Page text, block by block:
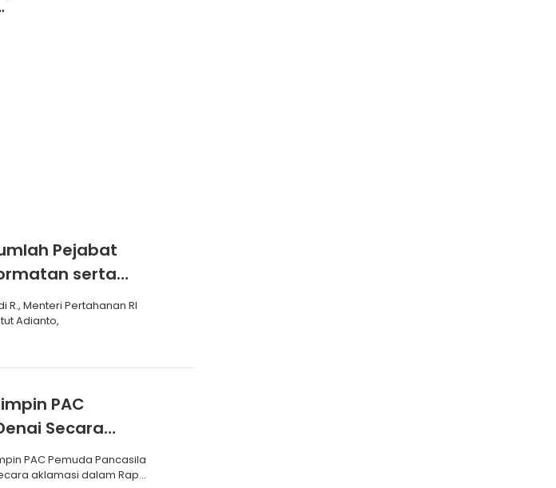
Pejabat
serta
R., Menteri Pertahanan RI
Adianto,
PAC
Secara
PAC Pemuda Pancasila
aklamasi dalam Rapat